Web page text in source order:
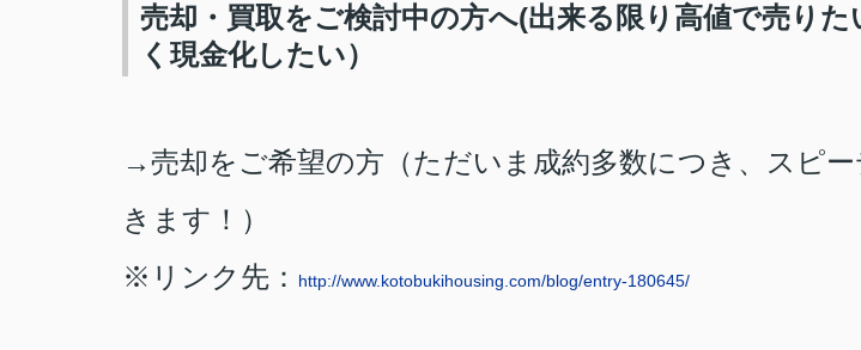
売却・買取をご検討中の方へ(出来る限り高値で売り
く現金化したい）
→売却をご希望の方（ただいま成約多数につき、スピ
きます！）
※リンク先：
http://www.kotobukihousing.com/blog/entry-180645/